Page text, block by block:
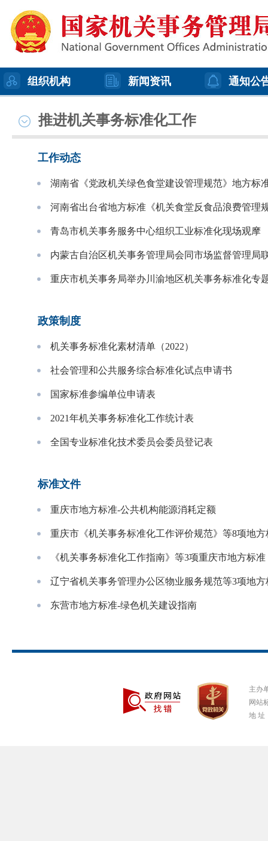
组织机构 新闻资讯 通知公
推进机关事务标准化工作
工作动态
湖南省《党政机关绿色食堂建设管理规范》地方标
河南省出台省地方标准《机关食堂反食品浪费管理
青岛市机关事务服务中心组织工业标准化现场观摩
内蒙古自治区机关事务管理局会同市场监督管理局
重庆市机关事务局举办川渝地区机关事务标准化专
政策制度
机关事务标准化素材清单（2022）
社会管理和公共服务综合标准化试点申请书
国家标准参编单位申请表
2021年机关事务标准化工作统计表
全国专业标准化技术委员会委员登记表
标准文件
重庆市地方标准-公共机构能源消耗定额
重庆市《机关事务标准化工作评价规范》等8项地方
《机关事务标准化工作指南》等3项重庆市地方标准
辽宁省机关事务管理办公区物业服务规范等3项地方
东营市地方标准-绿色机关建设指南
主办
网站
地 址